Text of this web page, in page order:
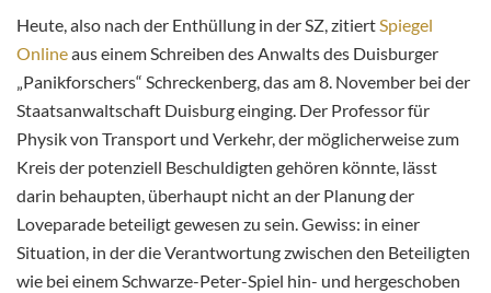
Heute, also nach der Enthüllung in der SZ, zitiertSpiegel
Onlineaus einem Schreiben des Anwalts des Duisburger
„Panikforschers“ Schreckenberg, das am 8. November bei der
Staatsanwaltschaft Duisburg einging. Der Professor für
Physik von Transport und Verkehr, der möglicherweise zum
Kreis der potenziell Beschuldigten gehören könnte, lässt
darin behaupten, überhaupt nicht an der Planung der
Loveparade beteiligt gewesen zu sein. Gewiss: in einer
Situation, in der die Verantwortung zwischen den Beteiligten
wie bei einem Schwarze-Peter-Spiel hin- und hergeschoben